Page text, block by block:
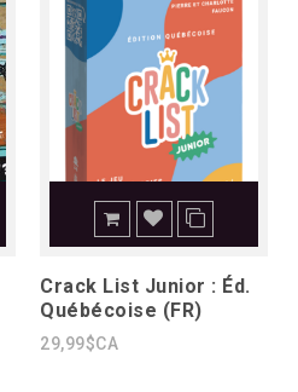
Crack List Junior : Éd.
Québécoise (FR)
29,99$CA